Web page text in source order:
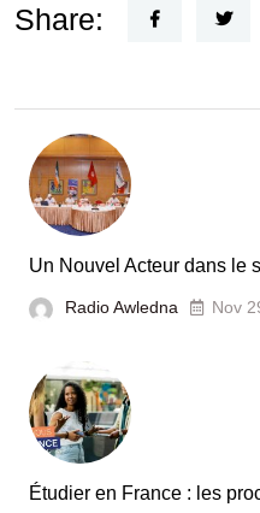
Horizon
la
France
et
Share:
Un Nouvel Acteur dans le
Radio Awledna Nov
Étudier en France : les